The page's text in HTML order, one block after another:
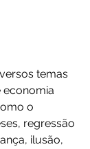
temas
economia
o
regressão
ilusão,